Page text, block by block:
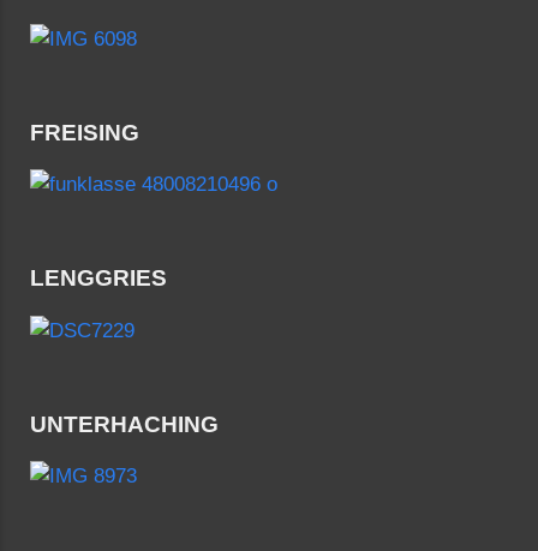
FREISING
LENGGRIES
UNTERHACHING